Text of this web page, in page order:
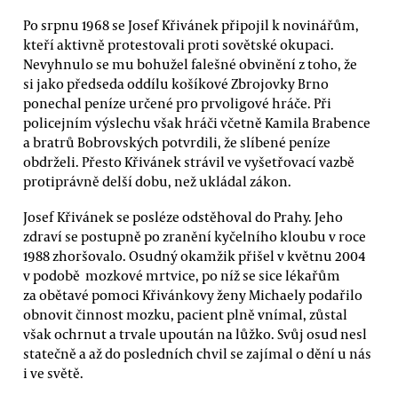
Po srpnu 1968 se Josef Křivánek připojil k novinářům,
kteří aktivně protestovali proti sovětské okupaci.
Nevyhnulo se mu bohužel falešné obvinění z toho, že
si jako předseda oddílu košíkové Zbrojovky Brno
ponechal peníze určené pro prvoligové hráče. Při
policejním výslechu však hráči včetně Kamila Brabence
a bratrů Bobrovských potvrdili, že slíbené peníze
obdrželi. Přesto Křivánek strávil ve vyšetřovací vazbě
protiprávně delší dobu, než ukládal zákon.
Josef Křivánek se posléze odstěhoval do Prahy. Jeho
zdraví se postupně po zranění kyčelního kloubu v roce
1988 zhoršovalo. Osudný okamžik přišel v květnu 2004
v podobě mozkové mrtvice, po níž se sice lékařům
za obětavé pomoci Křivánkovy ženy Michaely podařilo
obnovit činnost mozku, pacient plně vnímal, zůstal
však ochrnut a trvale upoután na lůžko. Svůj osud nesl
statečně a až do posledních chvil se zajímal o dění u nás
i ve světě.